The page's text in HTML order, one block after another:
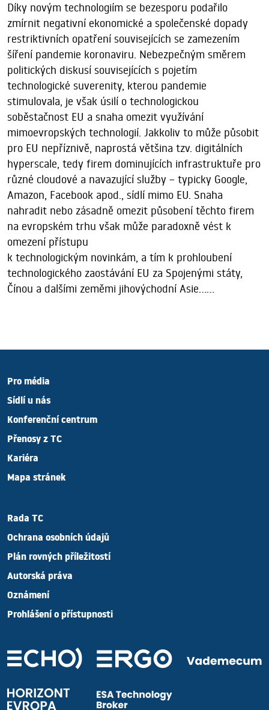
Díky novým technologiím se bezesporu podařilo
zmírnit negativní ekonomické a společenské dopady
restriktivních opatření souvisejících se zamezením
šíření pandemie koronaviru. Nebezpečným směrem
politických diskusí souvisejících s pojetím
technologické suverenity, kterou pandemie
stimulovala, je však úsilí o technologickou
soběstačnost EU a snaha omezit využívání
mimoevropských technologií. Jakkoliv to může působit
pro EU nepříznivě, naprostá většina tzv. digitálních
hyperscale, tedy firem dominujících infrastruktuře pro
různé cloudové a navazující služby – typicky Google,
Amazon, Facebook apod., sídlí mimo EU. Snaha
nahradit nebo zásadně omezit působení těchto firem
na evropském trhu však může paradoxně vést k
omezení přístupu
k technologickým novinkám, a tím k prohloubení
technologického zaostávání EU za Spojenými státy,
Čínou a dalšími zeměmi jihovýchodní Asie......
Pro média
Sídlí u nás
Konferenční centrum
Přenosy z TC
Kariéra
Mapa stránek
Rada TC
Ochrana osobních údajů
Plán rovných příležitostí
Autorská práva
Oznámení
Prohlášení o přístupnosti